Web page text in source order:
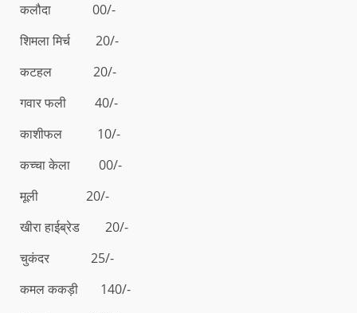
कलौदा 00/-
शिमला मिर्च 20/-
कटहल 20/-
गवार फली 40/-
काशीफल 10/-
कच्चा केला 00/-
मूली 20/-
खीरा हाईब्रेड 20/-
चुकंदर 25/-
कमल ककड़ी 140/-